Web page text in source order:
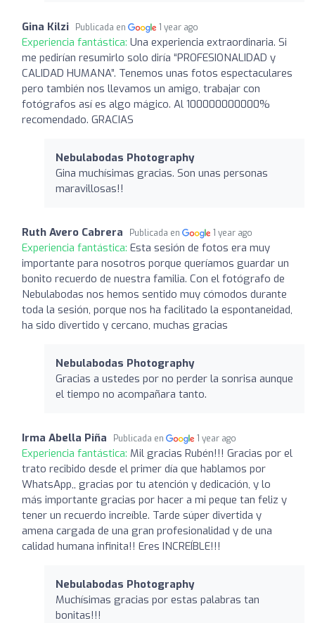
Gina Kilzi Publicada en 1 year ago
Experiencia fantástica: Una experiencia extraordinaria. Si
me pedirían resumirlo solo diría “PROFESIONALIDAD y
CALIDAD HUMANA”. Tenemos unas fotos espectaculares
pero también nos llevamos un amigo, trabajar con
fotógrafos así es algo mágico. Al 100000000000%
recomendado. GRACIAS
Nebulabodas Photography
Gina muchísimas gracias. Son unas personas
maravillosas!!
Ruth Avero Cabrera Publicada en 1 year ago
Experiencia fantástica: Esta sesión de fotos era muy
importante para nosotros porque queríamos guardar un
bonito recuerdo de nuestra familia. Con el fotógrafo de
Nebulabodas nos hemos sentido muy cómodos durante
toda la sesión, porque nos ha facilitado la espontaneidad,
ha sido divertido y cercano, muchas gracias
Nebulabodas Photography
Gracias a ustedes por no perder la sonrisa aunque
el tiempo no acompañara tanto.
Irma Abella Piña Publicada en 1 year ago
Experiencia fantástica: Mil gracias Rubén!!! Gracias por el
trato recibido desde el primer día que hablamos por
WhatsApp,, gracias por tu atención y dedicación, y lo
más importante gracias por hacer a mi peque tan feliz y
tener un recuerdo increíble. Tarde súper divertida y
amena cargada de una gran profesionalidad y de una
calidad humana infinita!! Eres INCREÍBLE!!!
Nebulabodas Photography
Muchísimas gracias por estas palabras tan
bonitas!!!